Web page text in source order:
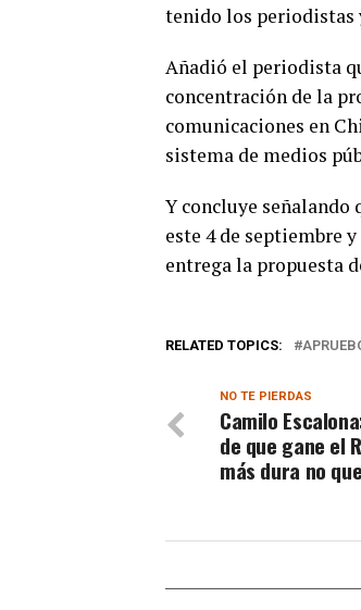
tenido los periodistas
Añadió el periodista
concentración de la
comunicaciones en
sistema de medios
Y concluye
este 4 de septiembre
entrega la propuesta
RELATED TOPICS:
NO TE PIERDAS
Camilo
de que gane el
más dura no